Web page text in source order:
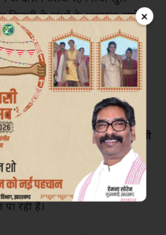
×
बिजली के खंभों के आसपास जाने से
है।
पिछले 24 घंटों में राज्य का
में 40.4 डिग्री सेल्सियसदर्ज
कम तापमान
लातेहार में 20.9 डिग्री
गया। मानसून के प्रवेश के बाद
जरूर आई है, लेकिन जिन क्षेत्रों में
है, वहां लोगों को अभी भी गर्मी और
रही है।